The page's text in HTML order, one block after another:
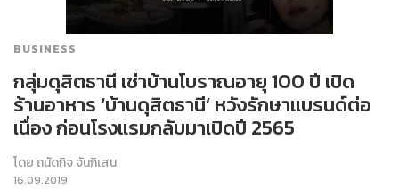
BUSINESS
กลุ่มดุสิตธานี เช่าบ้านโบราณอายุ 100 ปี เปิด
ร้านอาหาร ‘บ้านดุสิตธานี’ หวังรักษาแบรนด์ต่อ
เนื่อง ก่อนโรงแรมกลับมาเปิดปี 2565
โดยถนัดกิจ จันกิเสน
16.09.2019